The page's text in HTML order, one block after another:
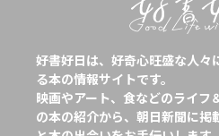
好書好日は、好奇心旺盛な人々
る本の情報サイトです。
映画やアート、食などのライフ
の本の紹介から、朝日新聞に掲